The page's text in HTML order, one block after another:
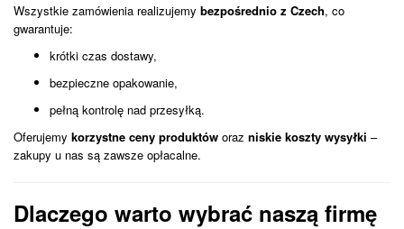
Wszystkie zamówienia realizujemy bezpośrednio z Czech, co
gwarantuje:
krótki czas dostawy,
bezpieczne opakowanie,
pełną kontrolę nad przesyłką.
Oferujemy korzystne ceny produktów oraz niskie koszty wysyłki –
zakupy u nas są zawsze opłacalne.
Dlaczego warto wybrać naszą firmę